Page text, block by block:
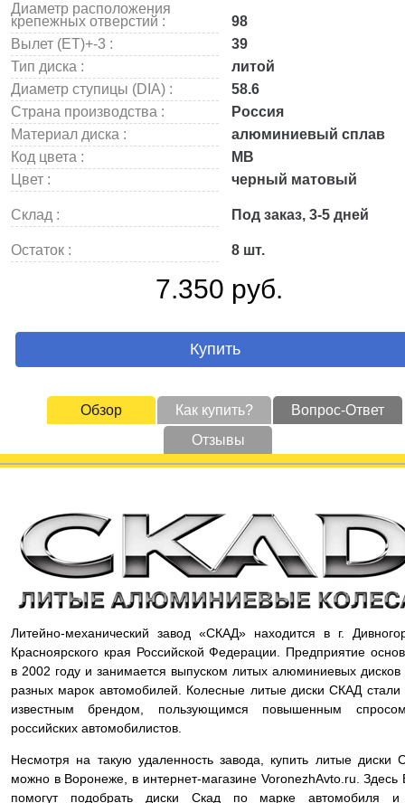
Диаметр расположения
крепежных отверстий :
98
Вылет (ET)+-3 :
39
Тип диска :
литой
Диаметр ступицы (DIA) :
58.6
Страна производства :
Россия
Материал диска :
алюминиевый сплав
Код цвета :
MB
Цвет :
черный матовый
Склад : Под заказ, 3-5 дней
Остаток : 8 шт.
7.350 руб.
Купить
Обзор Как купить?
Вопрос-Ответ
Отзывы
Литейно-механический завод «СКАД» находится в г.
Красноярского края Российской Федерации. Предприятие
в 2002 году и занимается выпуском литых алюминиевых дисков
разных марок автомобилей. Колесные литые диски СКАД стали
известным брендом, пользующимся повышенным
российских автомобилистов.
Несмотря на такую удаленность завода, купить литые диски
можно в Воронеже, в интернет-магазине VoronezhAvto.ru. Здесь
помогут подобрать диски Скад по марке автомобиля